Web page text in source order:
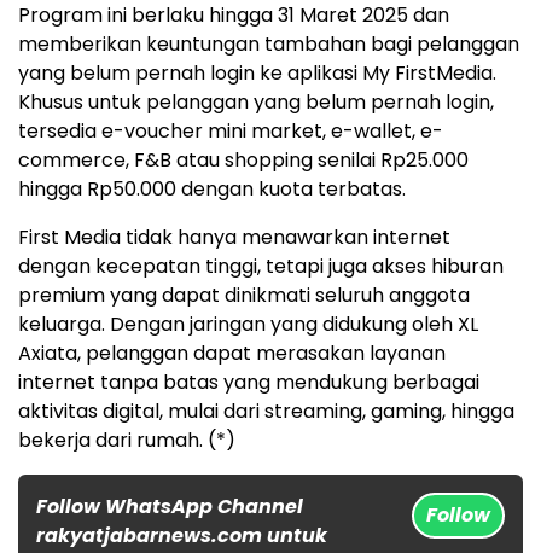
Program ini berlaku hingga 31 Maret 2025 dan
memberikan keuntungan tambahan bagi pelanggan
yang belum pernah login ke aplikasi My FirstMedia.
Khusus untuk pelanggan yang belum pernah login,
tersedia e-voucher mini market, e-wallet, e-
commerce, F&B atau shopping senilai Rp25.000
hingga Rp50.000 dengan kuota terbatas.
First Media tidak hanya menawarkan internet
dengan kecepatan tinggi, tetapi juga akses hiburan
premium yang dapat dinikmati seluruh anggota
keluarga. Dengan jaringan yang didukung oleh XL
Axiata, pelanggan dapat merasakan layanan
internet tanpa batas yang mendukung berbagai
aktivitas digital, mulai dari streaming, gaming, hingga
bekerja dari rumah. (*)
Follow WhatsApp Channel
rakyatjabarnews.com untuk
Follow